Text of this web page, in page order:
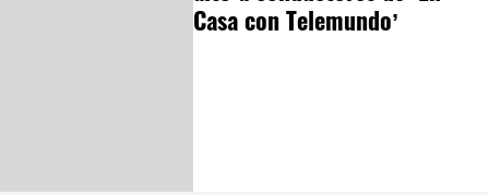
Casa con Telemundo’